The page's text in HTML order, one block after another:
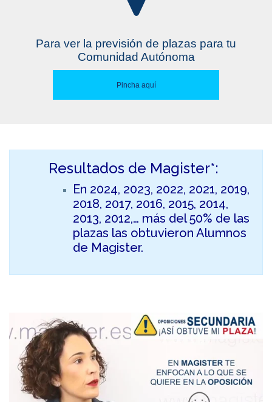
Para ver la previsión de plazas para tu
Comunidad Autónoma
Pincha aquí
Resultados de Magister*:
En 2024, 2023, 2022, 2021, 2019,
2018, 2017, 2016, 2015, 2014,
2013, 2012,… más del 50% de las
plazas las obtuvieron Alumnos
de Magister.